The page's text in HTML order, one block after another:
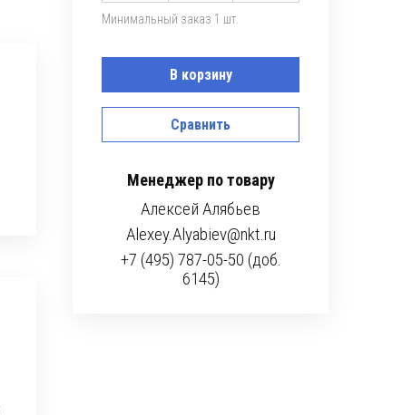
Минимальный заказ 1 шт.
В корзину
Сравнить
Менеджер по товару
Алексей Алябьев
Alexey.Alyabiev@nkt.ru
+7 (495) 787-05-50 (доб.
6145)